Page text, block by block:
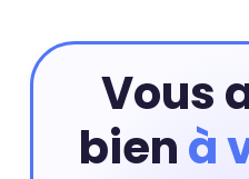
dossier d'estimation
gratuite.
Vous
bienà